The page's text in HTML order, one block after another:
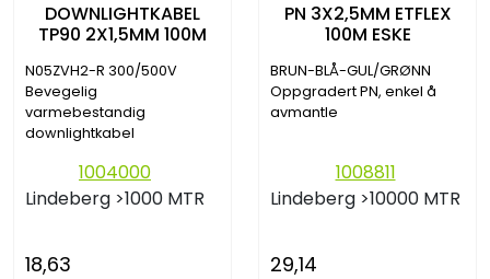
DOWNLIGHTKABEL
TP90 2X1,5MM 100M
N05ZVH2-R 300/500V
Bevegelig
varmebestandig
downlightkabel
1004000
Lindeberg >1000 MTR
18,63
PN 3X2,5MM ETFLEX
100M ESKE
BRUN-BLÅ-GUL/GRØNN
Oppgradert PN, enkel å
avmantle
1008811
Lindeberg >10000 MTR
29,14